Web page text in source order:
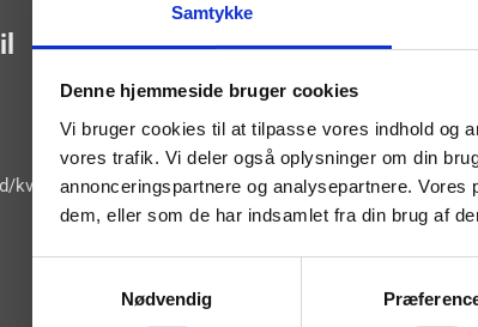
Samtykke
Denne hjemmeside bruger cookies
Vi bruger cookies til at tilpasse vores indhold og
vores trafik. Vi deler også oplysninger om din
annonceringspartnere og analysepartnere.
dem, eller som de har indsamlet fra din brug af
Nødvendig
kvinde